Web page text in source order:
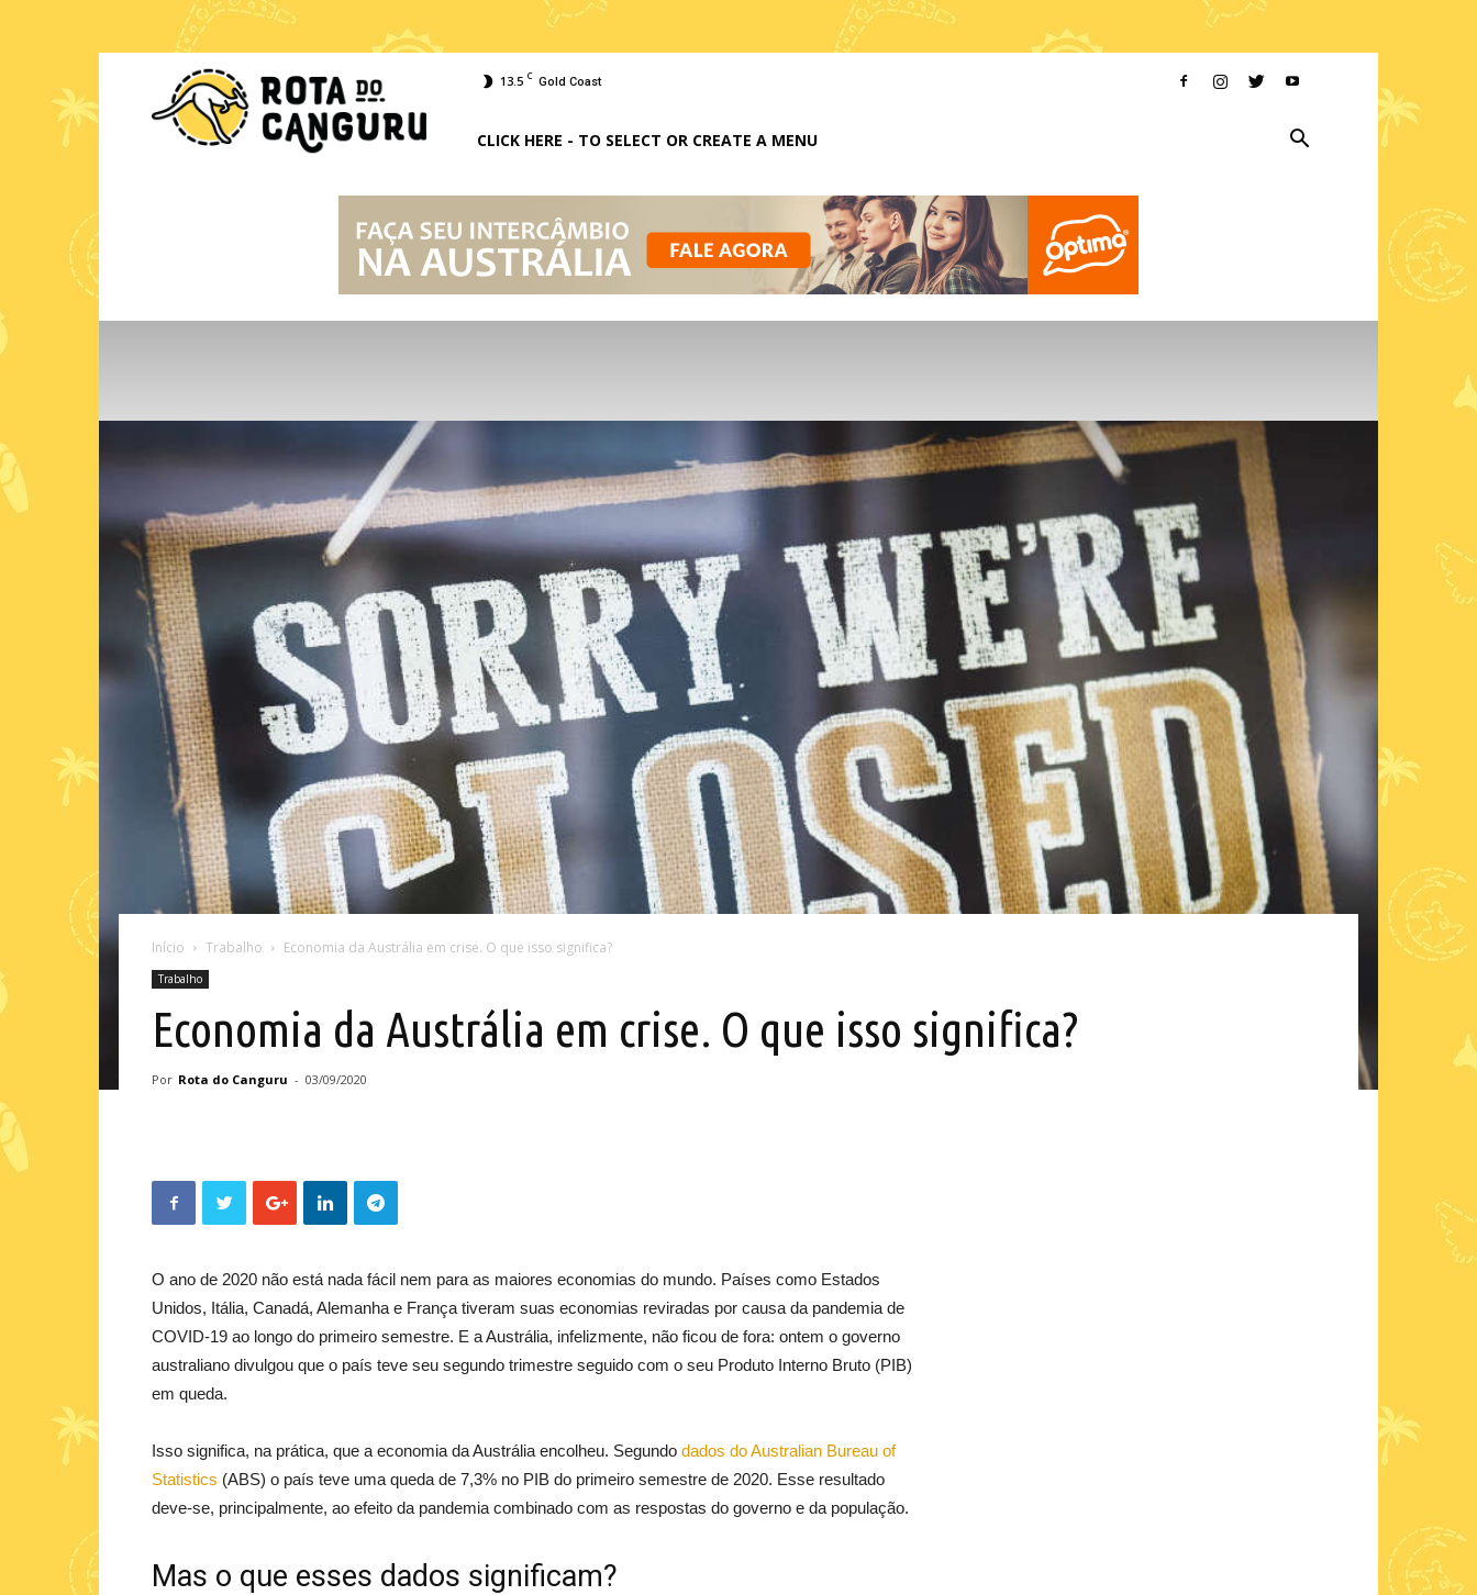
Canguru
13.5 C Gold Coast
CLICK HERE - TO SELECT OR CREATE A MENU
Início Trabalho Economia da Austrália em crise. O que isso significa?
Trabalho
Economia da Austrália em crise. O que isso significa?
Por Rota do Canguru - 03/09/2020
O ano de 2020 não está nada fácil nem para as maiores economias do mundo. Países como Estados
Unidos, Itália, Canadá, Alemanha e França tiveram suas economias reviradas por causa da pandemia de
COVID-19 ao longo do primeiro semestre. E a Austrália, infelizmente, não ficou de fora: ontem o governo
australiano divulgou que o país teve seu segundo trimestre seguido com o seu Produto Interno Bruto (PIB)
em queda.
Isso significa, na prática, que a economia da Austrália encolheu. Segundo dados do Australian Bureau of
Statistics (ABS) o país teve uma queda de 7,3% no PIB do primeiro semestre de 2020. Esse resultado
deve-se, principalmente, ao efeito da pandemia combinado com as respostas do governo e da população.
Mas o que esses dados significam?